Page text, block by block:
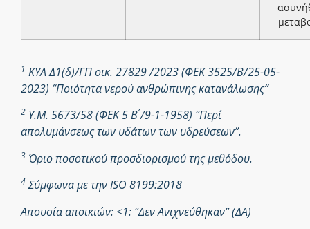
1 ΚΥΑ Δ1(δ)/ΓΠ οικ. 27829 /2023 (ΦΕΚ 3525/Β/25-05-
2023) “Ποιότητα νερού ανθρώπινης κατανάλωσης”
2 Υ.Μ. 5673/58 (ΦΕΚ 5 Β ́/9-1-1958) “Περί
απολυμάνσεως των υδάτων των υδρεύσεων”.
3 Όριο ποσοτικού προσδιορισμού της μεθόδου.
4Σύμφωνα με την ISO 8199:2018
Απουσία αποικιών: <1: “Δεν Ανιχνεύθηκαν” (ΔΑ)